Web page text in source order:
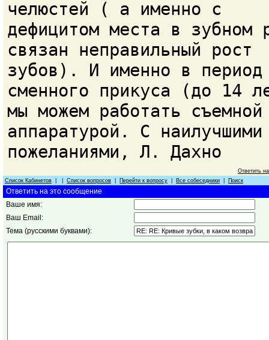
челюстей ( а именно с
дефицитом места в зубном
связан неправильный рост
зубов). И именно в период
сменного прикуса (до 14
мы можем работать съемной
аппаратурой. С наилучшими
пожеланиями, Л. Дахно
Ответить
Список Кабинетов
Список вопросов Перейти к вопросу Все собеседники Поиск
Ответить на это сообщение
Ваше имя:
Ваш Email:
Тема (русскими буквами):